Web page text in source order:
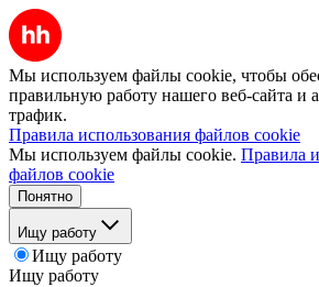
Мы используем файлы cookie, чтобы
правильную работу нашего веб-сайта и
трафик.
Правила использования файлов cookie
Мы используем файлы cookie. Правила
файлов cookie
Понятно
Ищу работу
Ищу работу
Ищу работу